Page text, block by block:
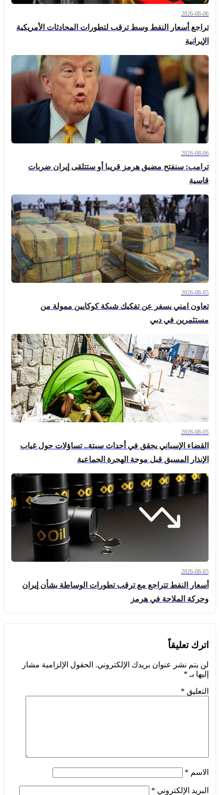
2026-08-06
تراجع أسعار النفط وسط ترقب لتطورات المحادثات الأمريكية
الإيرانية
2026-08-06
ترامب: سنفتح مضيق هرمز قريبا أو ستتلقى إيران ضربات
قاسية
2026-08-05
تعاون امني يسفر عن تفكيك شبكة كوكايين ممولة من
مستثمرين في دبي
2026-08-05
القضاء الإسباني يحقق في أحداث سبتة.. تساؤلات حول غياب
الإنذار المسبق قبل موجة الهجرة الجماعية
2026-08-05
أسعار النفط تتراجع مع ترقب تطورات الوساطة بشأن إيران
وحركة الملاحة في هرمز
اترك تعليقاً
لن يتم نشر عنوان بريدك الإلكتروني. الحقول الإلزامية مشار
إليها بـ *
التعليق *
الاسم *
البريد الإلكتروني *